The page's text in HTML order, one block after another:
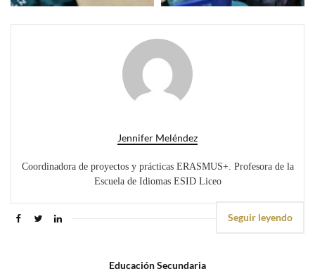
Jennifer Meléndez
Coordinadora de proyectos y prácticas ERASMUS+. Profesora de la
Escuela de Idiomas ESID Liceo
Seguir leyendo
Educación Secundaria